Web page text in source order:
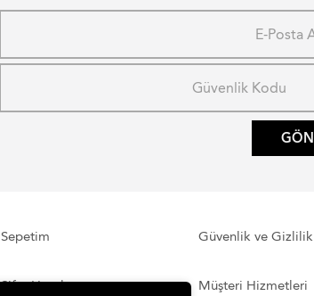
Sepetim
Şifre Hatırlatma
Güvenlik ve Gizlilik
Müşteri Hizmetleri